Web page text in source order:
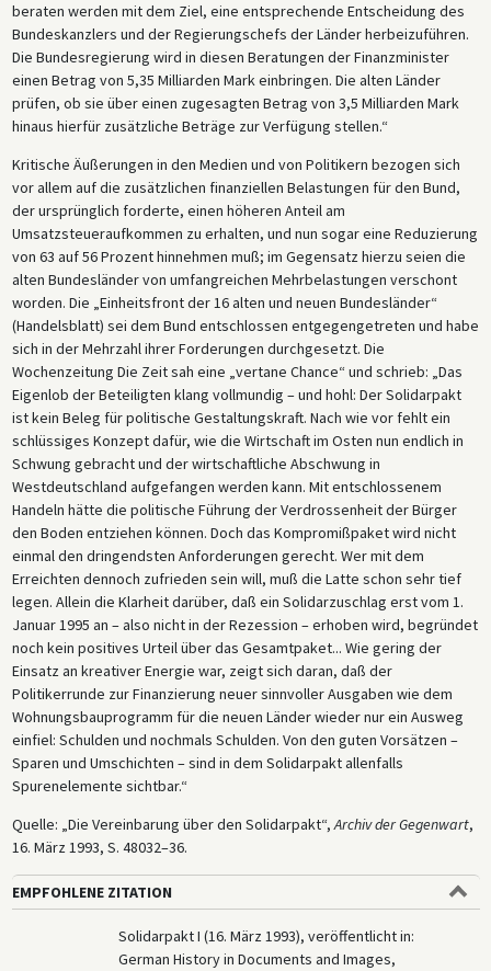
beraten werden mit dem Ziel, eine entsprechende Entscheidung des
Bundeskanzlers und der Regierungschefs der Länder herbeizuführen.
Die Bundesregierung wird in diesen Beratungen der Finanzminister
einen Betrag von 5,35 Milliarden Mark einbringen. Die alten Länder
prüfen, ob sie über einen zugesagten Betrag von 3,5 Milliarden Mark
hinaus hierfür zusätzliche Beträge zur Verfügung stellen.“
Kritische Äußerungen in den Medien und von Politikern bezogen sich
vor allem auf die zusätzlichen finanziellen Belastungen für den Bund,
der ursprünglich forderte, einen höheren Anteil am
Umsatzsteueraufkommen zu erhalten, und nun sogar eine Reduzierung
von 63 auf 56 Prozent hinnehmen muß; im Gegensatz hierzu seien die
alten Bundesländer von umfangreichen Mehrbelastungen verschont
worden. Die „Einheitsfront der 16 alten und neuen Bundesländer“
(Handelsblatt) sei dem Bund entschlossen entgegengetreten und habe
sich in der Mehrzahl ihrer Forderungen durchgesetzt. Die
Wochenzeitung Die Zeit sah eine „vertane Chance“ und schrieb: „Das
Eigenlob der Beteiligten klang vollmundig – und hohl: Der Solidarpakt
ist kein Beleg für politische Gestaltungskraft. Nach wie vor fehlt ein
schlüssiges Konzept dafür, wie die Wirtschaft im Osten nun endlich in
Schwung gebracht und der wirtschaftliche Abschwung in
Westdeutschland aufgefangen werden kann. Mit entschlossenem
Handeln hätte die politische Führung der Verdrossenheit der Bürger
den Boden entziehen können. Doch das Kompromißpaket wird nicht
einmal den dringendsten Anforderungen gerecht. Wer mit dem
Erreichten dennoch zufrieden sein will, muß die Latte schon sehr tief
legen. Allein die Klarheit darüber, daß ein Solidarzuschlag erst vom 1.
Januar 1995 an – also nicht in der Rezession – erhoben wird, begründet
noch kein positives Urteil über das Gesamtpaket... Wie gering der
Einsatz an kreativer Energie war, zeigt sich daran, daß der
Politikerrunde zur Finanzierung neuer sinnvoller Ausgaben wie dem
Wohnungsbauprogramm für die neuen Länder wieder nur ein Ausweg
einfiel: Schulden und nochmals Schulden. Von den guten Vorsätzen –
Sparen und Umschichten – sind in dem Solidarpakt allenfalls
Spurenelemente sichtbar.“
Quelle: „Die Vereinbarung über den Solidarpakt“,Archiv der Gegenwart,
16. März 1993, S. 48032–36.
EMPFOHLENE ZITATION
Solidarpakt I (16. März 1993), veröffentlicht in:
German History in Documents and Images,